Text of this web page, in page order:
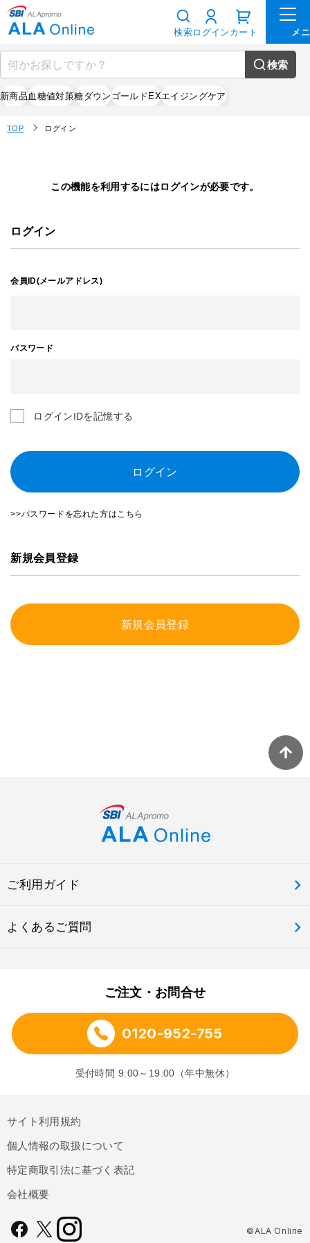
検索
新商品血糖値対策糖ダウンゴールドEXエイジングケア
検索ログイン カート
TOP ログイン
この機能を利用するにはログインが必要です。
ログイン
会員ID(メールアドレス)
パスワード
ログインIDを記憶する
ログイン
>>パスワードを忘れた方はこちら
新規会員登録
新規会員登録
ご利用ガイド
よくあるご質問
ご注文・お問合せ
0120-952-755
受付時間 9:00～19:00（年中無休）
サイト利用規約
個人情報の取扱について
特定商取引法に基づく表記
会社概要
©ALA Online